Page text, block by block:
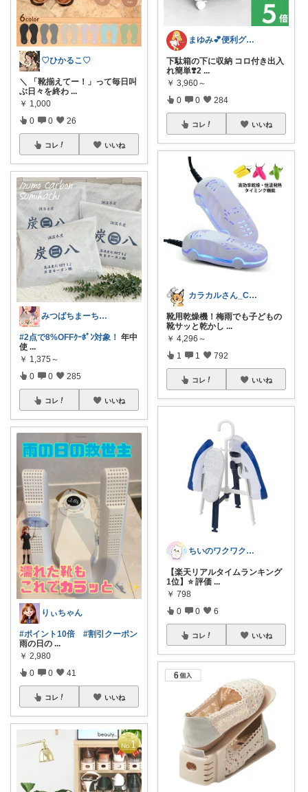
♡ひかるこ♡
＼ 「靴揃えてー！」って毎日叫
ぶ日々を終わ ...
￥ 1,000
0 0 26
コレ いいね
みつばちまーちᵀᴴᴬᴺᴷ ᵞᴼᵁ ◡̈*
#2点で8%OFFｸｰﾎﾟﾝ対象！ 年中
使 ...
￥ 1,375～
0 0 285
コレ いいね
りぃちゃん
#ポイント10倍
#割引クーポン
雨の日の ...
￥ 2,980
0 0 41
コレ いいね
まゆみ💕便利グッズ紹介✨
下駄箱の下に収納 コロ付き出入
れ簡単❣️2 ...
￥ 3,960～
0 0 284
コレ いいね
カラカルさん_CRCL😺朝コレ4時
靴用乾燥機！梅雨でも子どもの
靴サッと乾かし ...
￥ 4,296～
1 1 792
コレ いいね
ちいのワクワクルーム
【楽天リアルタイムランキング
1位】⭐ 評価 ...
￥ 798
0 0 6
コレ いいね